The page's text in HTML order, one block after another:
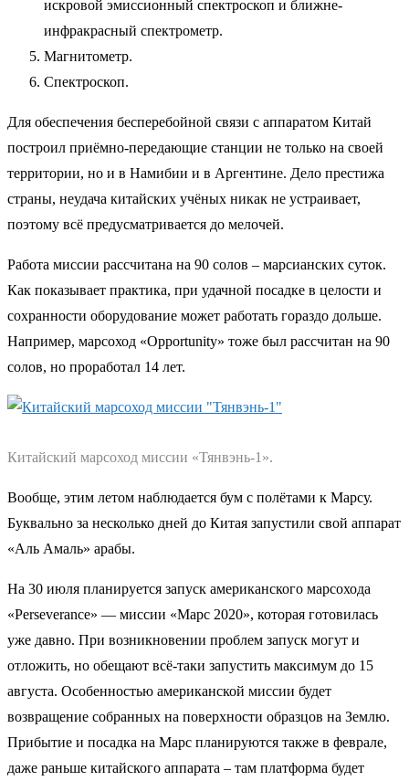
искровой эмиссионный спектроскоп и ближне-
инфракрасный спектрометр.
Магнитометр.
Спектроскоп.
Для обеспечения бесперебойной связи с аппаратом Китай
построил приёмно-передающие станции не только на своей
территории, но и в Намибии и в Аргентине. Дело престижа
страны, неудача китайских учёных никак не устраивает,
поэтому всё предусматривается до мелочей.
Работа миссии рассчитана на 90 солов – марсианских суток.
Как показывает практика, при удачной посадке в целости и
сохранности оборудование может работать гораздо дольше.
Например, марсоход «Opportunity» тоже был рассчитан на 90
солов, но проработал 14 лет.
Китайский марсоход миссии «Тянвэнь-1».
Вообще, этим летом наблюдается бум с полётами к Марсу.
Буквально за несколько дней до Китая запустили свой аппарат
«Аль Амаль» арабы.
На 30 июля планируется запуск американского марсохода
«Perseverance» — миссии «Марс 2020», которая готовилась
уже давно. При возникновении проблем запуск могут и
отложить, но обещают всё-таки запустить максимум до 15
августа. Особенностью американской миссии будет
возвращение собранных на поверхности образцов на Землю.
Прибытие и посадка на Марс планируются также в феврале,
даже раньше китайского аппарата – там платформа будет